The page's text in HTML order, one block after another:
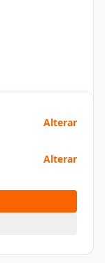
Alterar
Alterar